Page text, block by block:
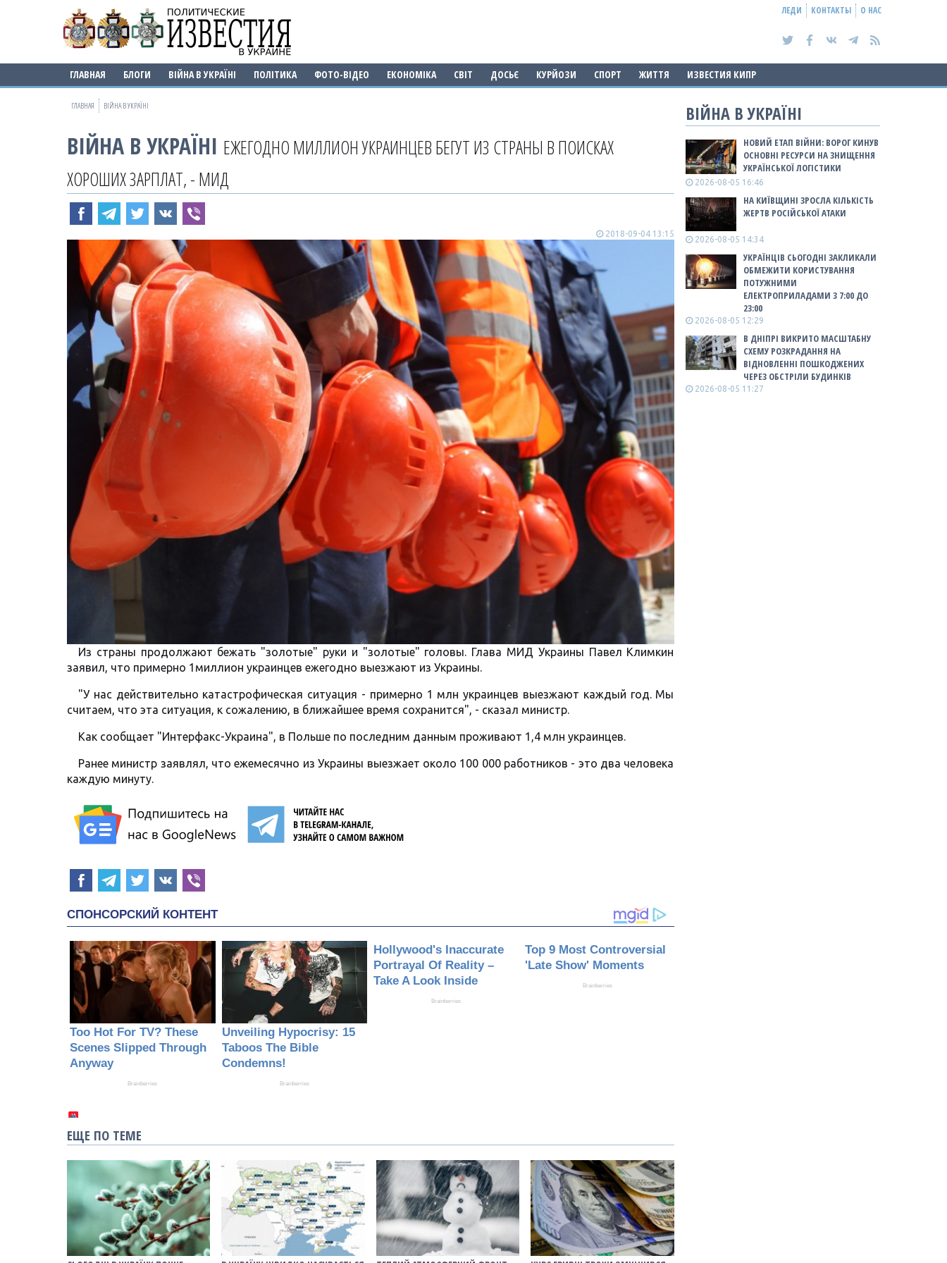
ЛЕДИ КОНТАКТЫ О НАС
ГЛАВНАЯ БЛОГИ ВІЙНА В УКРАЇНІ ПОЛІТИКА ФОТО-ВІДЕО ЕКОНОМІКА СВІТ ДОСЬЄ КУРЙОЗИ СПОРТ ЖИТТЯ ИЗВЕСТИЯ КИПР
ГЛАВНАЯ ВІЙНА В УКРАЇНІ
ВІЙНА В УКРАЇНІ ЕЖЕГОДНО МИЛЛИОН УКРАИНЦЕВ БЕГУТ ИЗ СТРАНЫ В ПОИСКАХ
ХОРОШИХ ЗАРПЛАТ, - МИД
2018-09-04 13:15
Из страны продолжают бежать "золотые" руки и "золотые" головы. Глава МИД Украины Павел Климкин
заявил, что примерно 1миллион украинцев ежегодно выезжают из Украины.
"У нас действительно катастрофическая ситуация - примерно 1 млн украинцев выезжают каждый год. Мы
считаем, что эта ситуация, к сожалению, в ближайшее время сохранится", - сказал министр.
Как сообщает "Интерфакс-Украина", в Польше по последним данным проживают 1,4 млн украинцев.
Ранее министр заявлял, что ежемесячно из Украины выезжает около 100 000 работников - это два человека
каждую минуту.
ЕЩЕ ПО ТЕМЕ
ВІЙНА В УКРАЇНІ
НОВИЙ ЕТАП ВІЙНИ: ВОРОГ КИНУВ
ОСНОВНІ РЕСУРСИ НА ЗНИЩЕННЯ
УКРАЇНСЬКОЇ ЛОГІСТИКИ
2026-08-05 16:46
НА КИЇВЩИНІ ЗРОСЛА КІЛЬКІСТЬ
ЖЕРТВ РОСІЙСЬКОЇ АТАКИ
2026-08-05 14:34
УКРАЇНЦІВ СЬОГОДНІ ЗАКЛИКАЛИ
ОБМЕЖИТИ КОРИСТУВАННЯ
ПОТУЖНИМИ
ЕЛЕКТРОПРИЛАДАМИ З 7:00 ДО
23:00
2026-08-05 12:29
В ДНІПРІ ВИКРИТО МАСШТАБНУ
СХЕМУ РОЗКРАДАННЯ НА
ВІДНОВЛЕННІ ПОШКОДЖЕНИХ
ЧЕРЕЗ ОБСТРІЛИ БУДИНКІВ
2026-08-05 11:27